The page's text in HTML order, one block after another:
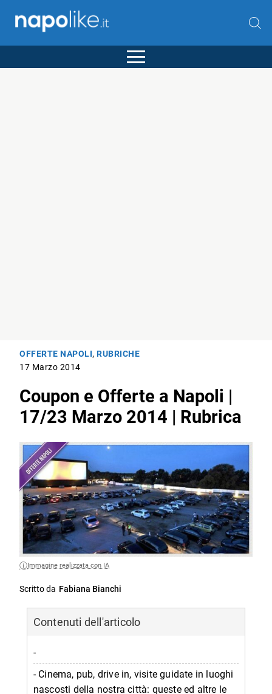
OFFERTE NAPOLI,RUBRICHE
17 Marzo 2014
Coupon e Offerte a Napoli |
17/23 Marzo 2014 | Rubrica
Immagine realizzata con IA
Scritto da Fabiana Bianchi
Contenuti dell'articolo
-
- Cinema, pub, drive in, visite guidate in luoghi
nascosti della nostra città: queste ed altre le